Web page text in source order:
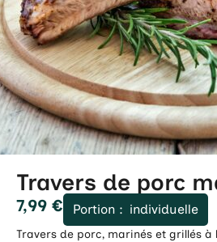
Travers de porc
7,99 € Portion : individuelle
Travers de porc, marinés et grillés